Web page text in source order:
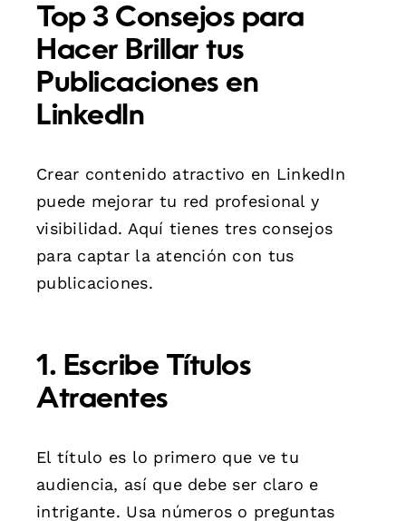
Top 3 Consejos para
Hacer Brillar tus
Publicaciones en
LinkedIn
Crear contenido atractivo en LinkedIn
puede mejorar tu red profesional y
visibilidad. Aquí tienes tres consejos
para captar la atención con tus
publicaciones.
1. Escribe Títulos
Atraentes
El título es lo primero que ve tu
audiencia, así que debe ser claro e
intrigante. Usa números o preguntas